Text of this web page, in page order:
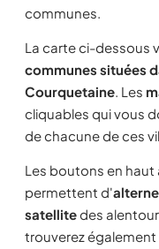
communes.
La carte ci-dessous
communes situées
Courquetaine. Les
cliquables qui vous
de chacune de ces
Les boutons en haut
permettent d'
satellitedes
trouverez également